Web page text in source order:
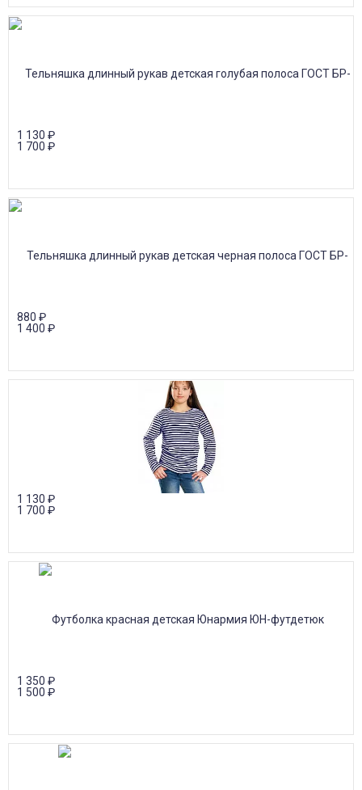
1 130 ₽
1 700 ₽
880 ₽
1 400 ₽
1 130 ₽
1 700 ₽
1 350 ₽
1 500 ₽